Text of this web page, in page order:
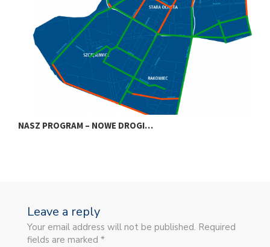
NASZ PROGRAM – NOWE DROGI…
Leave a reply
Your email address will not be published. Required
fields are marked *